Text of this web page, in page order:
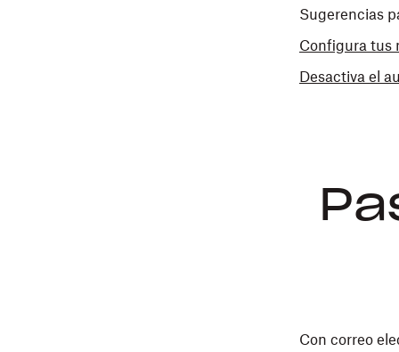
Sugerencias
Configura tus
Desactiva el
Con correo